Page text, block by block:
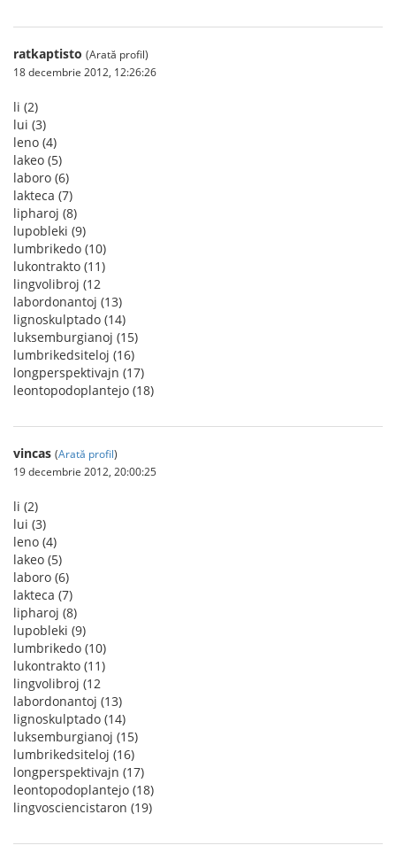
ratkaptisto (Arată profil)
18 decembrie 2012, 12:26:26
li (2)
lui (3)
leno (4)
lakeo (5)
laboro (6)
lakteca (7)
lipharoj (8)
lupobleki (9)
lumbrikedo (10)
lukontrakto (11)
lingvolibroj (12
labordonantoj (13)
lignoskulptado (14)
luksemburgianoj (15)
lumbrikedsiteloj (16)
longperspektivajn (17)
leontopodoplantejo (18)
vincas (Arată profil)
19 decembrie 2012, 20:00:25
li (2)
lui (3)
leno (4)
lakeo (5)
laboro (6)
lakteca (7)
lipharoj (8)
lupobleki (9)
lumbrikedo (10)
lukontrakto (11)
lingvolibroj (12
labordonantoj (13)
lignoskulptado (14)
luksemburgianoj (15)
lumbrikedsiteloj (16)
longperspektivajn (17)
leontopodoplantejo (18)
lingvosciencistaron (19)